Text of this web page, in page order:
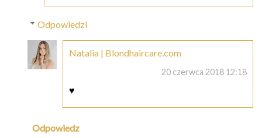
Odpowiedzi
Natalia | Blondhaircare.com
20 czerwca 2018 12:18
♥
Odpowiedz